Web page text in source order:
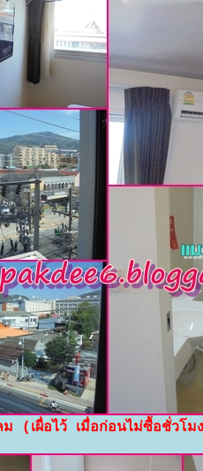
(เผื่อไว้ เมื่อก่อนไม่ซื้อชั่วโม